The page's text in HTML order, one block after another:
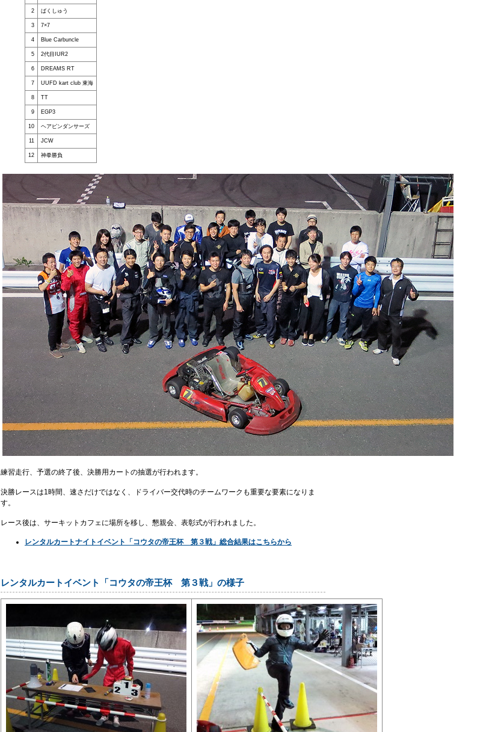
2 ばくしゅう
3 7×7
4 Blue Carbuncle
5 2代目IUR2
6 DREAMS RT
7 UUFD kart club 東海
8 TT
9 EGP3
10 ヘアピンダンサーズ
11 JCW
12 神拳勝負
練習走行、予選の終了後、決勝用カートの抽選が行われます。
決勝レースは1時間、速さだけではなく、ドライバー交代時のチームワークも重要な要素になりま
す。
レース後は、サーキットカフェに場所を移し、懇親会、表彰式が行われました。
レンタルカートナイトイベント「コウタの帝王杯 第３戦」総合結果はこちらから
レンタルカートイベント「コウタの帝王杯 第３戦」の様子